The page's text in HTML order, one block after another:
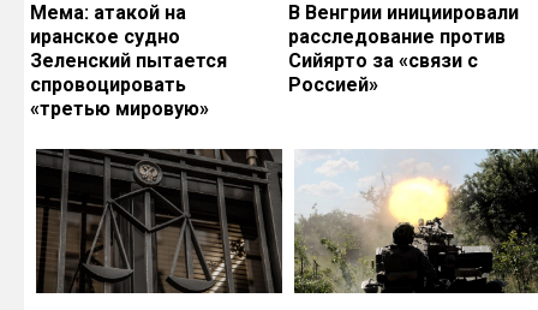
Мема: атакой на
иранское судно
Зеленский пытается
спровоцировать
«третью мировую»
В Венгрии инициировали
расследование против
Сийярто за «связи с
Россией»